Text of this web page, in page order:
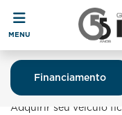
MENU
Financiamento
Financiamento
Adquirir seu veículo